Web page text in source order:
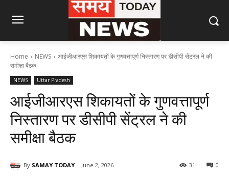
Home NEWS
आईजीआरएस शिकायतों के गुणवत्तापूर्ण निस्तारण पर डीसीपी सेंट्रल ने की
समीक्षा बैठक
NEWS Uttar Pradesh
आईजीआरएस शिकायतों के गुणवत्तापूर्ण
निस्तारण पर डीसीपी सेंट्रल ने की
समीक्षा बैठक
By SAMAY TODAY June 2, 2026 0
31